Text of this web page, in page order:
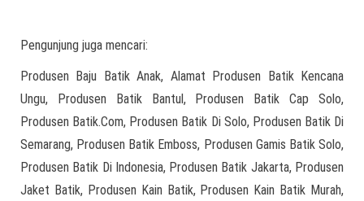
Pengunjung juga mencari:
Produsen Baju Batik Anak, Alamat Produsen Batik Kencana
Ungu, Produsen Batik Bantul, Produsen Batik Cap Solo,
Produsen Batik.Com, Produsen Batik Di Solo, Produsen Batik Di
Semarang, Produsen Batik Emboss, Produsen Gamis Batik Solo,
Produsen Batik Di Indonesia, Produsen Batik Jakarta, Produsen
Jaket Batik, Produsen Kain Batik, Produsen Kain Batik Murah,